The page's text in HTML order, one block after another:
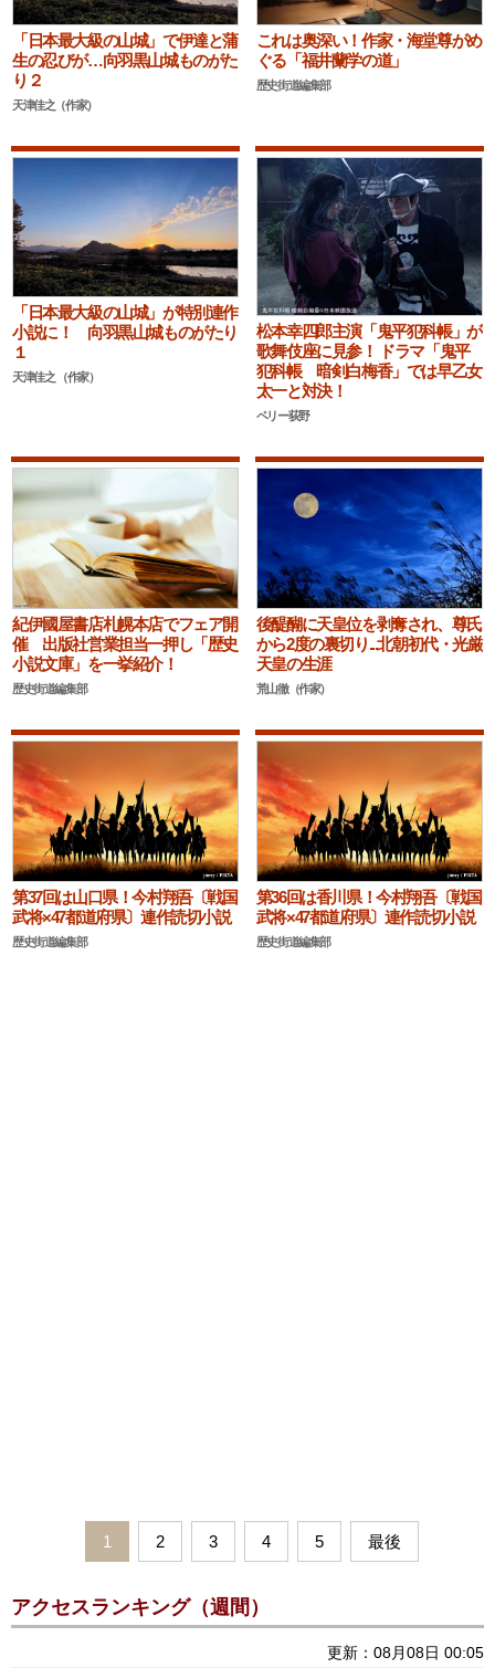
「日本最大級の山城」で伊達と蒲
生の忍びが…向羽黒山城ものがた
り２
天津佳之（作家）
これは奥深い！作家・海堂尊がめ
ぐる「福井蘭学の道」
歴史街道編集部
「日本最大級の山城」が特別連作
小説に！ 向羽黒山城ものがたり
１
天津佳之 （作家）
松本幸四郎主演「鬼平犯科帳」が
歌舞伎座に見参！ ドラマ「鬼平
犯科帳 暗剣白梅香」では早乙女
太一と対決！
ペリー荻野
紀伊國屋書店札幌本店でフェア開
催 出版社営業担当一押し「歴史
小説文庫」を一挙紹介！
歴史街道編集部
後醍醐に天皇位を剥奪され、尊氏
から2度の裏切り...北朝初代・光厳
天皇の生涯
荒山徹（作家）
第37回は山口県！今村翔吾〔戦国
武将×47都道府県〕連作読切小説
歴史街道編集部
第36回は香川県！今村翔吾〔戦国
武将×47都道府県〕連作読切小説
歴史街道編集部
1 2 3 4 5 最後
アクセスランキング（週間）
更新：08月08日 00:05